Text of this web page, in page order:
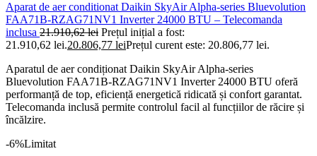
Aparat de aer conditionat Daikin SkyAir Alpha-series Bluevolution
FAA71B-RZAG71NV1 Inverter 24000 BTU – Telecomanda
inclusa 21.910,62lei Prețul inițial a fost:
21.910,62 lei.20.806,77 leiPrețul curent este: 20.806,77 lei.
Aparatul de aer condiționat Daikin SkyAir Alpha-series
Bluevolution FAA71B-RZAG71NV1 Inverter 24000 BTU oferă
performanță de top, eficiență energetică ridicată și confort garantat.
Telecomanda inclusă permite controlul facil al funcțiilor de răcire și
încălzire.
-6%Limitat